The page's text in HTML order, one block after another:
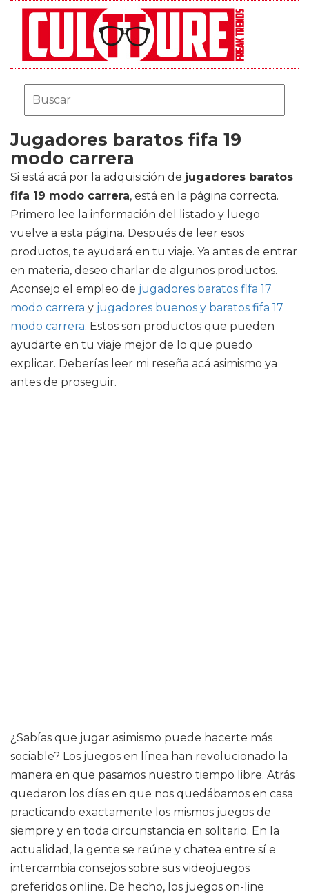
Jugadores baratos fifa 19
modo carrera
Si está acá por la adquisición de jugadores baratos
fifa 19 modo carrera, está en la página correcta.
Primero lee la información del listado y luego
vuelve a esta página. Después de leer esos
productos, te ayudará en tu viaje. Ya antes de entrar
en materia, deseo charlar de algunos productos.
Aconsejo el empleo de jugadores baratos fifa 17
modo carrera y jugadores buenos y baratos fifa 17
modo carrera. Estos son productos que pueden
ayudarte en tu viaje mejor de lo que puedo
explicar. Deberías leer mi reseña acá asimismo ya
antes de proseguir.
¿Sabías que jugar asimismo puede hacerte más
sociable? Los juegos en línea han revolucionado la
manera en que pasamos nuestro tiempo libre. Atrás
quedaron los días en que nos quedábamos en casa
practicando exactamente los mismos juegos de
siempre y en toda circunstancia en solitario. En la
actualidad, la gente se reúne y chatea entre sí e
intercambia consejos sobre sus videojuegos
preferidos online. De hecho, los juegos on-line